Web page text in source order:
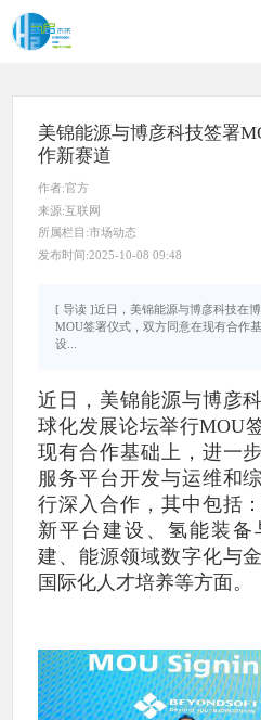
美锦能源与博彦科技签署
作新赛道
作者:官方
来源:互联网
所属栏目:市场动态
发布时间:2025-10-08 09:48
[ 导读 ]近日，美锦能源与博彦科技在
MOU签署仪式，双方同意在现有合作
设...
近日，美锦能源与博彦
球化发展论坛举行MOU
现有合作基础上，进一
服务平台开发与运维和
行深入合作，其中包括
新平台建设、氢能装
建、能源领域数字化与
国际化人才培养等方面。